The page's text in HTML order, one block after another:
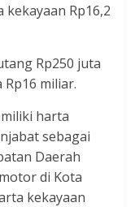
Rp16,2
Rp250 juta
miliar.
harta
sebagai
Daerah
di Kota
kekayaan